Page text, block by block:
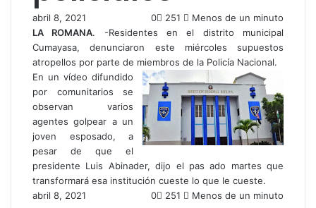
abril 8, 2021 0 251
Menos de un minuto
LA ROMANA. -Residentes en el distrito municipal
Cumayasa, denunciaron este miércoles supuestos
atropellos por parte de miembros de la Policía Nacional.
En un vídeo difundido
por comunitarios se
observan varios
agentes golpear a un
joven esposado, a
pesar de que el
presidente Luis Abinader, dijo el pas ado martes que
transformará esa institución cueste lo que le cueste.
abril 8, 2021
0 251 Menos de un minuto